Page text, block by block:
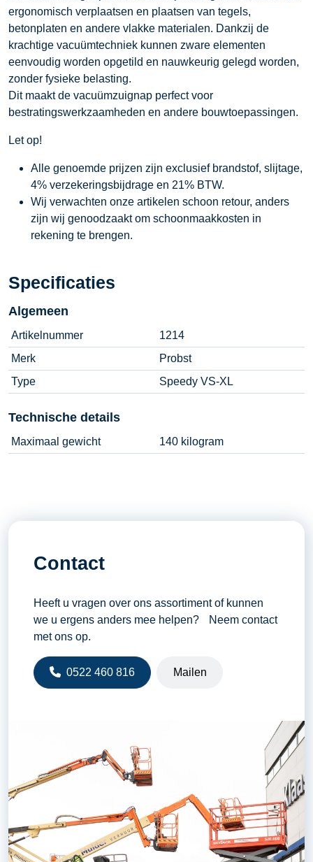
ergonomisch verplaatsen en plaatsen van tegels,
betonplaten en andere vlakke materialen. Dankzij de
krachtige vacuümtechniek kunnen zware elementen
eenvoudig worden opgetild en nauwkeurig gelegd worden,
zonder fysieke belasting.
Dit maakt de vacuümzuignap perfect voor
bestratingswerkzaamheden en andere bouwtoepassingen.
Let op!
Alle genoemde prijzen zijn exclusief brandstof, slijtage,
4% verzekeringsbijdrage en 21% BTW.
Wij verwachten onze artikelen schoon retour, anders
zijn wij genoodzaakt om schoonmaakkosten in
rekening te brengen.
Specificaties
Algemeen
Artikelnummer
1214
Merk
Probst
Type
Speedy VS-XL
Technische details
Maximaal gewicht 140 kilogram
Contact
Heeft u vragen over ons assortiment of kunnen
we u ergens anders mee helpen? Neem contact
met ons op.
0522 460 816 Mailen